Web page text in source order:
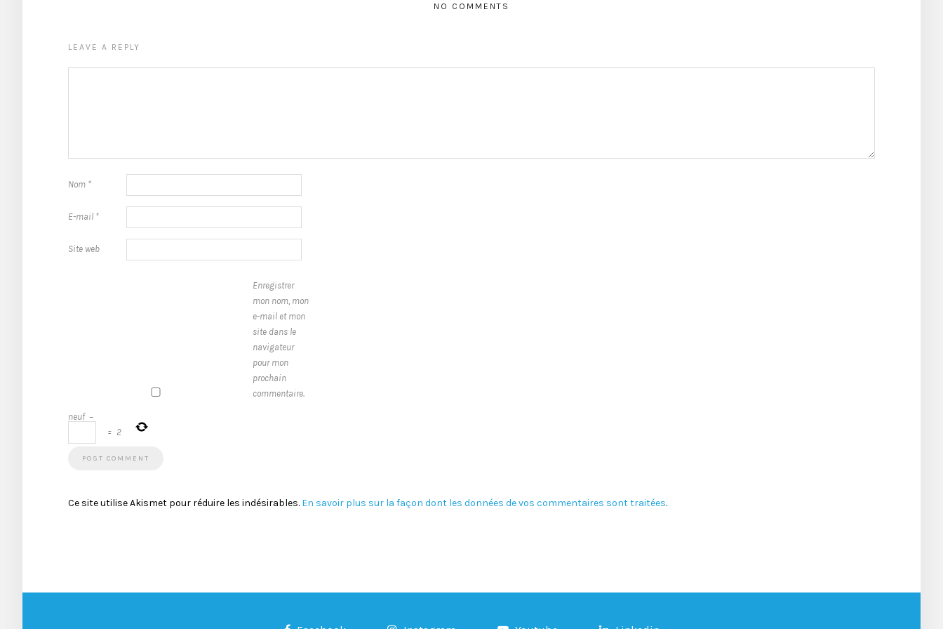
NO COMMENTS
LEAVE A REPLY
Nom *
E-mail *
Site web
Enregistrer
mon nom, mon
e-mail et mon
site dans le
navigateur
pour mon
prochain
commentaire.
neuf −
= 2
Ce site utilise Akismet pour réduire les indésirables. En savoir plus sur la façon dont les données de vos commentaires sont traitées.